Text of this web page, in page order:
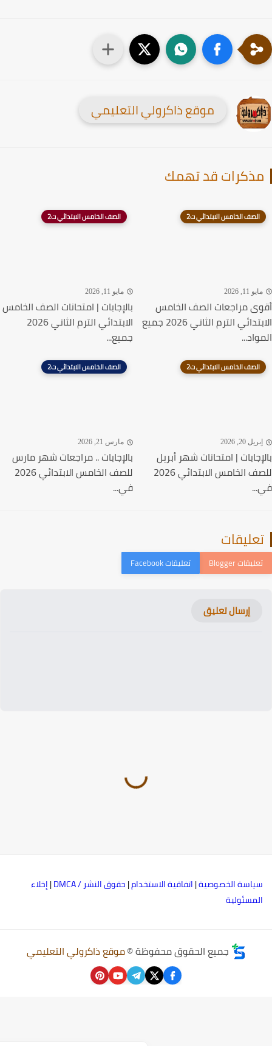
موقع ذاكرولي التعليمي
قد تهمك
الصف الخامس الابتدائي ت2
11, 2026
مراجعات الصف الخامس
الابتدائي الترم الثاني 2026 جميع
الصف الخامس الابتدائي ت2
مايو 11, 2026
بالإجابات | امتحانات الصف الخامس
الابتدائي الترم الثاني 2026
جميع...
الصف الخامس الابتدائي ت2
20, 2026
| امتحانات شهر أبريل
للصف الخامس الابتدائي 2026
الصف الخامس الابتدائي ت2
مارس 21, 2026
بالإجابات .. مراجعات شهر مارس
للصف الخامس الابتدائي 2026
في...
إرسال تعليق
الخصوصية|اتفاقية الاستخدام|حقوق النشر / DMCA |إخلاء
جميع الحقوق محفوظة ©موقع ذاكرولي التعليمي